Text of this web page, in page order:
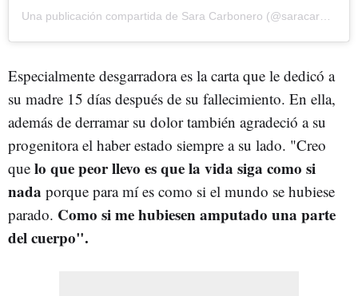
Una publicación compartida de Sara Carbonero (@saracarbonero)
Especialmente desgarradora es la carta que le dedicó a
su madre 15 días después de su fallecimiento. En ella,
además de derramar su dolor también agradeció a su
progenitora el haber estado siempre a su lado. "Creo
que lo que peor llevo es que la vida siga como si
nada porque para mí es como si el mundo se hubiese
parado. Como si me hubiesen amputado una parte
del cuerpo".